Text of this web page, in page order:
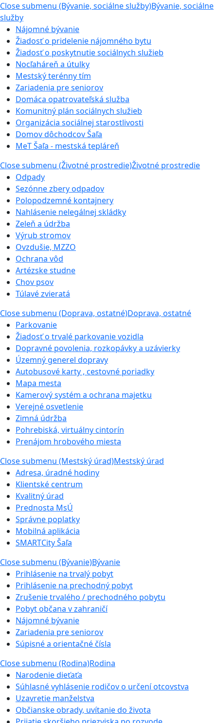
Close submenu (Bývanie, sociálne služby)Bývanie, sociálne
služby
Nájomné bývanie
Žiadosť o pridelenie nájomného bytu
Žiadosť o poskytnutie sociálnych služieb
Nocľaháreň a útulky
Mestský terénny tím
Zariadenia pre seniorov
Domáca opatrovateľská služba
Komunitný plán sociálnych služieb
Organizácia sociálnej starostlivosti
Domov dôchodcov Šaľa
MeT Šaľa - mestská tepláreň
Close submenu (Životné prostredie)Životné prostredie
Odpady
Sezónne zbery odpadov
Polopodzemné kontajnery
Nahlásenie nelegálnej skládky
Zeleň a údržba
Výrub stromov
Ovzdušie, MZZO
Ochrana vôd
Artézske studne
Chov psov
Túlavé zvieratá
Close submenu (Doprava, ostatné)Doprava, ostatné
Parkovanie
Žiadosť o trvalé parkovanie vozidla
Dopravné povolenia, rozkopávky a uzávierky
Územný generel dopravy
Autobusové karty , cestovné poriadky
Mapa mesta
Kamerový systém a ochrana majetku
Verejné osvetlenie
Zimná údržba
Pohrebiská, virtuálny cintorín
Prenájom hrobového miesta
Close submenu (Mestský úrad)Mestský úrad
Adresa, úradné hodiny
Klientské centrum
Kvalitný úrad
Prednosta MsÚ
Správne poplatky
Mobilná aplikácia
SMARTCity Šaľa
Close submenu (Bývanie)Bývanie
Prihlásenie na trvalý pobyt
Prihlásenie na prechodný pobyt
Zrušenie trvalého / prechodného pobytu
Pobyt občana v zahraničí
Nájomné bývanie
Zariadenia pre seniorov
Súpisné a orientačné čísla
Close submenu (Rodina)Rodina
Narodenie dieťaťa
Súhlasné vyhlásenie rodičov o určení otcovstva
Uzavretie manželstva
Občianske obrady, uvítanie do života